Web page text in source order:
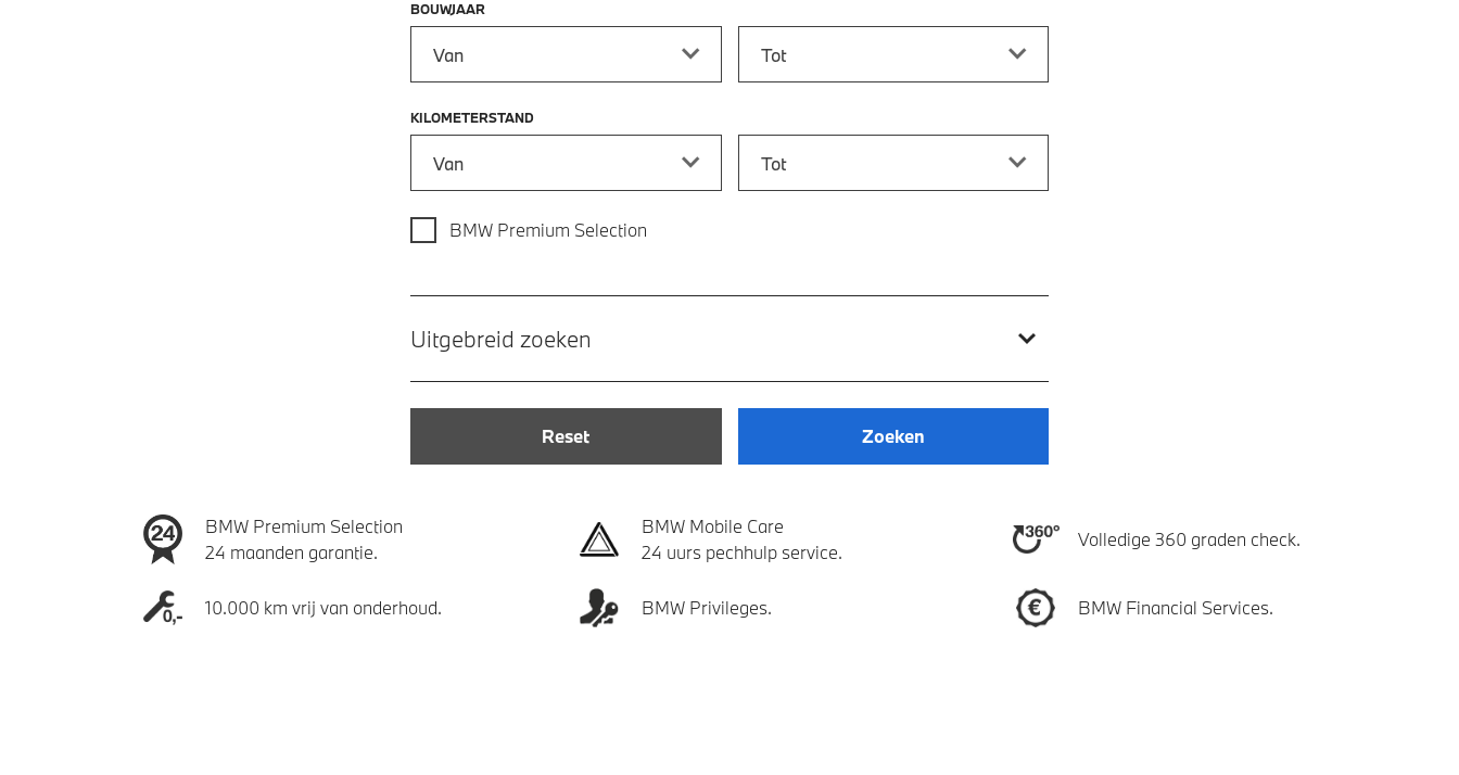
BOUWJAAR
KILOMETERSTAND
BMW Premium Selection
Uitgebreid zoeken
Reset Zoeken
BMW Premium Selection
24 maanden garantie.
BMW Mobile Care
24 uurs pechhulp service.
Volledige 360 graden check.
10.000 km vrij van onderhoud. BMW Privileges. BMW Financial Services.